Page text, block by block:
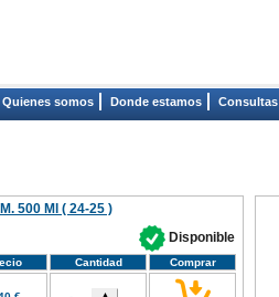
Quienes somos Donde estamos Consultas
500 Ml ( 24-25 )
Disponible
Cantidad Comprar